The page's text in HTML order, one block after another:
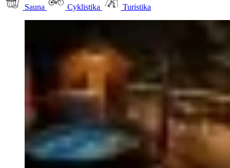
Sauna Cyklistika Turistika